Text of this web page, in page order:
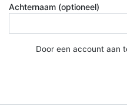
Achternaam (optioneel)
Door een account aan